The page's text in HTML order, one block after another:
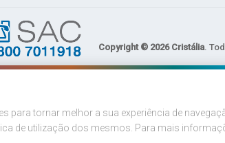
Copyright © 2026 Cristália .
para tornar melhor a sua experiência de
de utilização dos mesmos. Para mais